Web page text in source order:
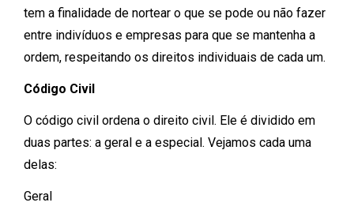
tem a finalidade de nortear o que se pode ou não fazer
entre indivíduos e empresas para que se mantenha a
ordem, respeitando os direitos individuais de cada um.
Código Civil
O código civil ordena o direito civil. Ele é dividido em
duas partes: a geral e a especial. Vejamos cada uma
delas:
Geral